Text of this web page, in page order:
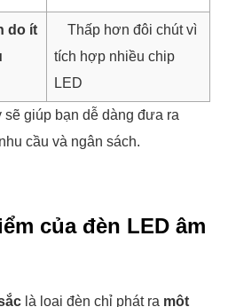
do ít
Thấp hơn đôi chút vì
tích hợp nhiều chip
LED
giúp bạn dễ dàng đưa ra
cầu và ngân sách.
của đèn LED âm
là loại đèn chỉ phát ra một